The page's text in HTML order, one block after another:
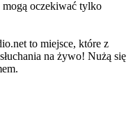
mogą oczekiwać tylko
to miejsce, które z
na żywo! Nużą się